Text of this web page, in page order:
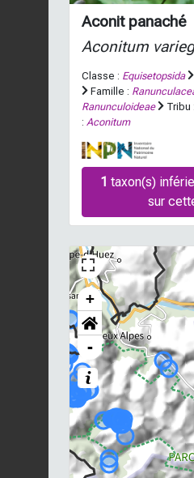
Aconit panaché
Aconitum
Classe : Equisetopsida
Famille :
Ranunculoideae
Tribu :
: Aconitum
1 taxon(s)
+
-